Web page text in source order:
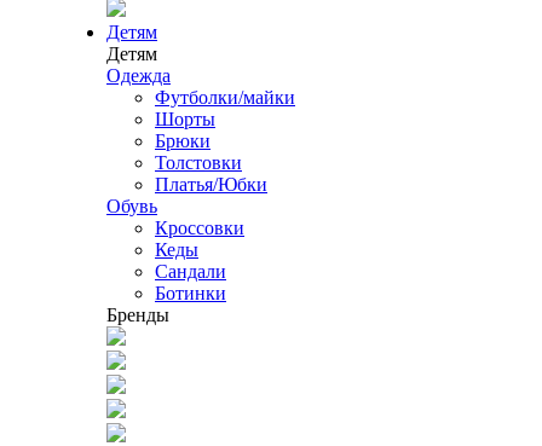
Детям
Детям
Одежда
Футболки/майки
Шорты
Брюки
Толстовки
Платья/Юбки
Обувь
Кроссовки
Кеды
Сандали
Ботинки
Бренды